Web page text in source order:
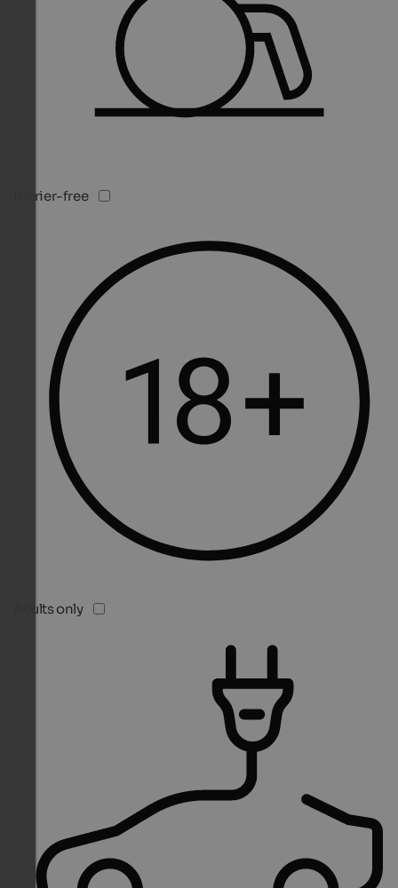
Barrier-free
Adults only